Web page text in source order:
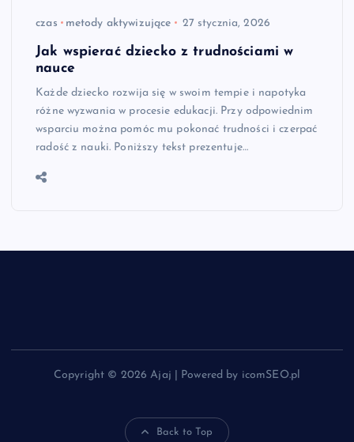
czas metody aktywizujące 27 stycznia, 2026
Jak wspierać dziecko z trudnościami w
nauce
Każde dziecko rozwija się w swoim tempie i napotyka
różne wyzwania w procesie edukacji. Przy odpowiednim
wsparciu można pomóc mu pokonać trudności i czerpać
radość z nauki. Poniższy tekst prezentuje…
Copyright © 2026 Ajaj | Powered by icomSEO.pl
Back to Top